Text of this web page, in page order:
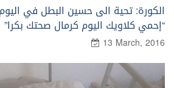
الكورة: تحية الى حسين البطل في
“إحمي كلاويك اليوم كرمال صحتك بكرا”
13 March, 2016